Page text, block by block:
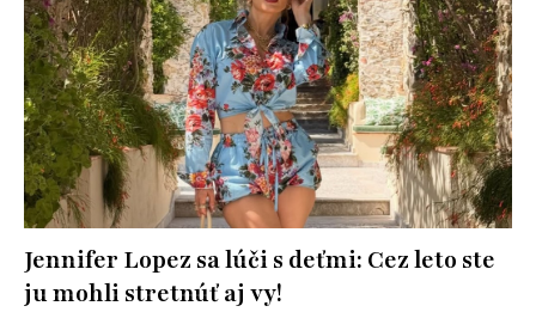
Jennifer Lopez sa lúči s deťmi: Cez leto ste
ju mohli stretnúť aj vy!